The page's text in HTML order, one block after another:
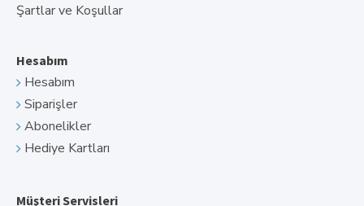
Şartlar ve Koşullar
Hesabım
Hesabım
Siparişler
Abonelikler
Hediye Kartları
Müşteri Servisleri